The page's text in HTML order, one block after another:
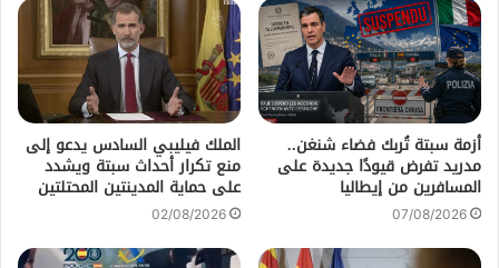
أزمة سبتة تُربك فضاء شنغن..
مدريد تفرض قيودًا جديدة على
المسافرين من إيطاليا
07/08/2026
الملك فيليبي السادس يدعو إلى
منع تكرار أحداث سبتة ويشدد
على حماية المدينتين المحتلتين
02/08/2026